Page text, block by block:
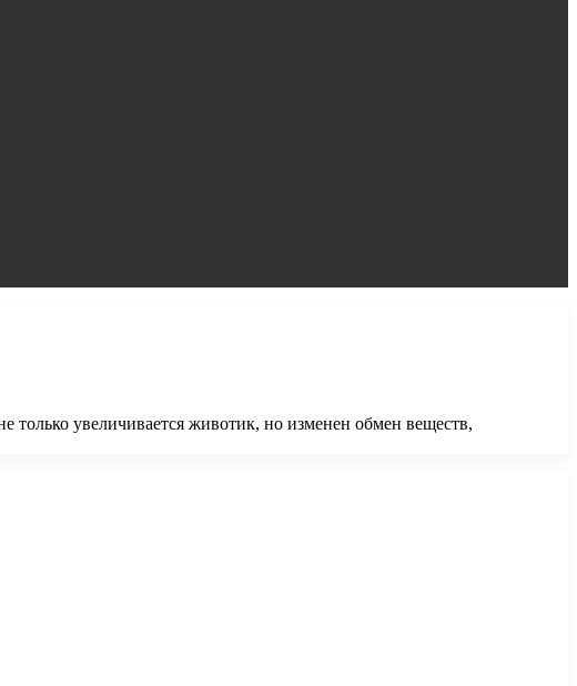
увеличивается животик, но изменен обмен веществ,